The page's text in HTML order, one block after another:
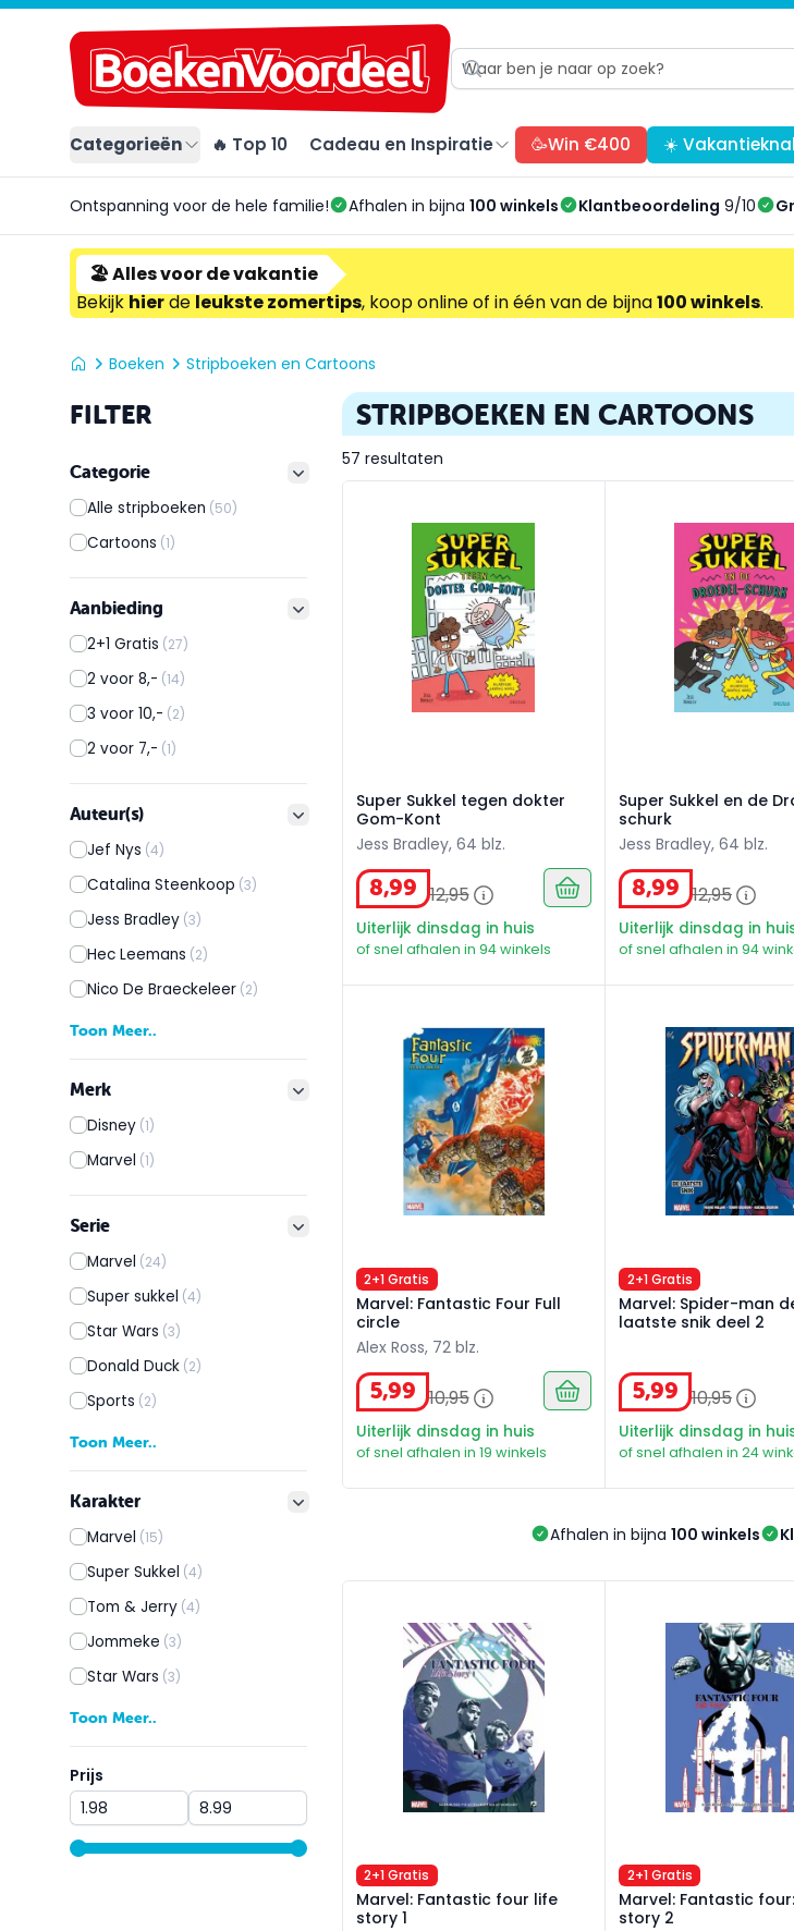
Categorieën 🔥 Top 10 Cadeau en Inspiratie 🥳Win €400 ☀️
Ontspanning voor de hele familie! Afhalen in bijna 100 winkels Klantbeoordeling 9/10
🏖️ Alles voor de vakantie
Bekijkhierdeleukste zomertips, koop online of in één van de bijna100 winkels.
Boeken Stripboeken en Cartoons
FILTER
Categorie filter button
Alle stripboeken (50)
Cartoons (1)
Aanbieding filter button
2+1 Gratis (27)
2 voor 8,- (14)
3 voor 10,- (2)
2 voor 7,- (1)
Auteur(s) filter button
Jef Nys (4)
Catalina Steenkoop (3)
Jess Bradley (3)
Hec Leemans (2)
Nico De Braeckeleer (2)
Toon Meer..
Merk filter button
Disney (1)
Marvel (1)
Serie filter button
Marvel (24)
Super sukkel (4)
Star Wars (3)
Donald Duck (2)
Sports (2)
Toon Meer..
Karakter filter button
Marvel (15)
Super Sukkel (4)
Tom & Jerry (4)
Jommeke (3)
Star Wars (3)
Toon Meer..
Prijs
Prijs
range slider button range slider button
STRIPBOEKEN EN CARTOONS
57 resultaten
Super Sukkel tegen dokter
Gom-Kont
Jess Bradley, 64 blz.
8,99 12,95
Uiterlijk dinsdag in huis
of snel afhalen in 94 winkels
Super Sukkel en de
schurk
Jess Bradley, 64 blz.
8,99 12,95
Uiterlijk dinsdag in
of snel afhalen in 94
2+1 Gratis
Marvel: Fantastic Four Full
circle
Alex Ross, 72 blz.
5,99 10,95
Uiterlijk dinsdag in huis
of snel afhalen in 19 winkels
2+1 Gratis
Marvel: Spider-man
laatste snik deel 2
5,99 10,95
Uiterlijk dinsdag in
of snel afhalen in 24
Afhalen in bijna100 winkels
2+1 Gratis
Marvel: Fantastic four life
story 1
2+1 Gratis
Marvel: Fantastic
story 2